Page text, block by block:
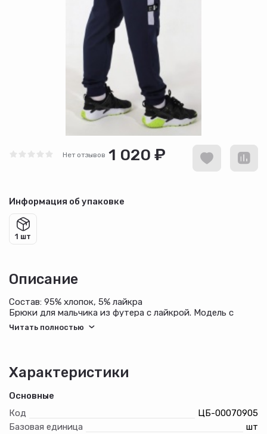
Нет отзывов 1 020 ₽
Информация об упаковке
1 шт
Описание
Состав: 95% хлопок, 5% лайкра
Брюки для мальчика из футера с лайкрой. Модель с
эффектными контрастными вставками, с нашивкой, с
может отличаться от представленного на фото.
Характеристики
Основные
Код
ЦБ-00070905
Базовая единица
шт